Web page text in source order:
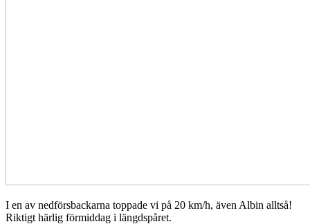
I en av nedförsbackarna toppade vi på 20 km/h, även Albin alltså!
Riktigt härlig förmiddag i längdspåret.